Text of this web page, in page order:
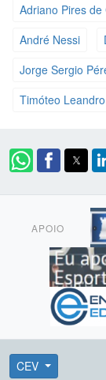
Adriano Pires de
André Nessi
Jorge Sergio
Timóteo
APOIO
CEV